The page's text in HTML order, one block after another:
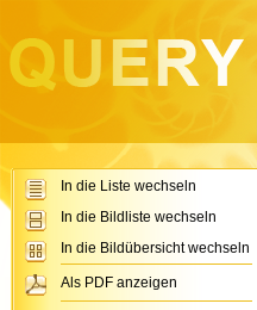
In die Liste wechseln
In die Bildliste wechseln
In die Bildübersicht wechseln
Als PDF anzeigen